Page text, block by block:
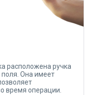
расположена ручка
поля. Она имеет
время операции.